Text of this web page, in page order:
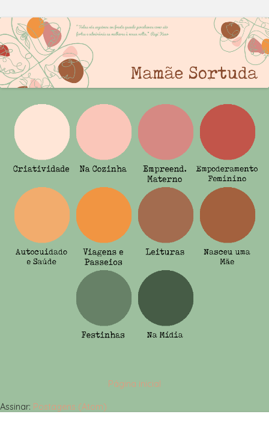
Página inicial
Assinar: Postagens (Atom)